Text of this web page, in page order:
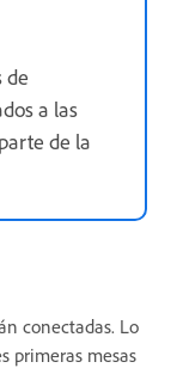
de
a las
de la
conectadas. Lo
primeras mesas